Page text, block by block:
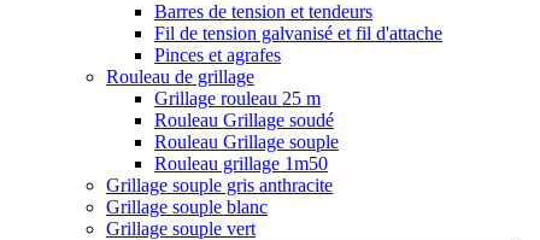
Barres de tension et tendeurs
Fil de tension galvanisé et fil d'attache
Pinces et agrafes
Rouleau de grillage
Grillage rouleau 25 m
Rouleau Grillage soudé
Rouleau Grillage souple
Rouleau grillage 1m50
Grillage souple gris anthracite
Grillage souple blanc
Grillage souple vert